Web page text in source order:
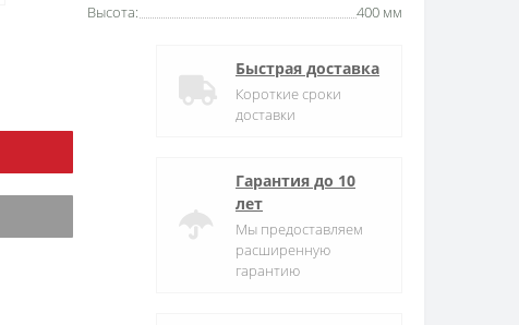
Высота:
400 мм
Быстрая доставка
Короткие сроки
доставки
Гарантия до 10
лет
Мы предоставляем
расширенную
гарантию